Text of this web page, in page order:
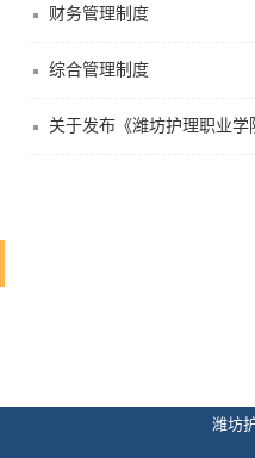
财务管理制度
综合管理制度
关于发布《潍坊护理职业学
潍坊